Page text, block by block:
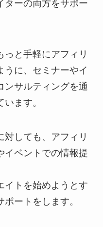
ターの両方をサポー
っと手軽にアフィリ
うに、セミナーやイ
ンサルティングを通
ます。
対しても、アフィリ
イベントでの情報提
イトを始めようとす
ートをします。